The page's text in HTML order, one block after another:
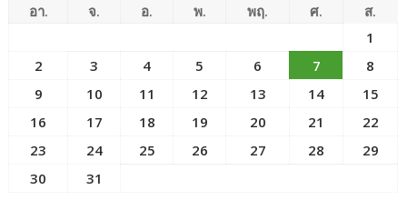
อา. จ. อ. พ. พฤ. ศ.
ส.
1
2
3 4 5 6 7
8
9
10 11 12 13 14
15
16
17 18 19 20 21
22
23
24 25 26 27 28
29
30
31